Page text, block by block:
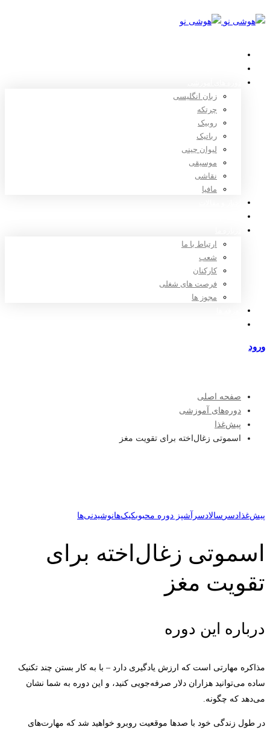
زبان انگلیسی
چرتکه
روبیک
رباتیک
لیوان چینی
موسیقی
نقاشی
مافیا
ارتباط با ما
شعب
کارکنان
فرصت های شغلی
مجوز ها
ورود
صفحه اصلی
دوره‌های آموزشی
پیش‌غذا
اسموتی زغال‌اخته برای تقویت مغز
پیش‌غذا دسر سالادسرآشپز دوره محبوبکیک‌هانوشیدنی‌ها
اسموتی زغال‌اخته برای
تقویت مغز
درباره این دوره
مذاکره مهارتی است که ارزش یادگیری دارد – با به کار بستن چند تکنیک
ساده می‌توانید هزاران دلار صرفه‌جویی کنید، و این دوره به شما نشان
می‌دهد که چگونه.
در طول زندگی خود با صدها موقعیت روبرو خواهید شد که مهارت‌های